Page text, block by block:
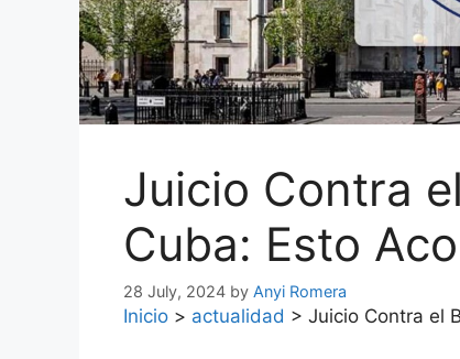
Juicio Contra
Cuba: Esto
28 July, 2024 by Anyi Romera
Inicio > actualidad > Juicio Contra el